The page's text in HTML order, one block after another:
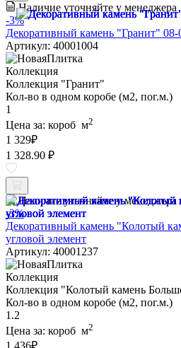
Наличие уточняйте у менеджера
-3%
Декоративный камень "Гранит" 08-
Артикул: 40001004
Коллекция
Коллекция "Гранит"
Кол-во в одном коробе (м2, пог.м.)
1
Цена за: короб м2
1 329₽
1 328.90 ₽
Наличие уточняйте у менеджера
-3%
Декоративный камень "Колотый
угловой элемент
Артикул: 40001237
Коллекция
Коллекция "Колотый камень
Кол-во в одном коробе (м2, пог.м.)
1.2
Цена за: короб м2